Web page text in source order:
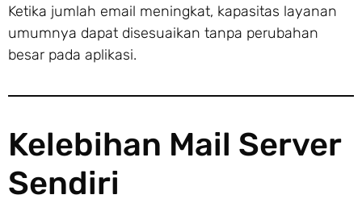
Ketika jumlah email meningkat, kapasitas layanan
umumnya dapat disesuaikan tanpa perubahan
besar pada aplikasi.
Kelebihan Mail Server
Sendiri